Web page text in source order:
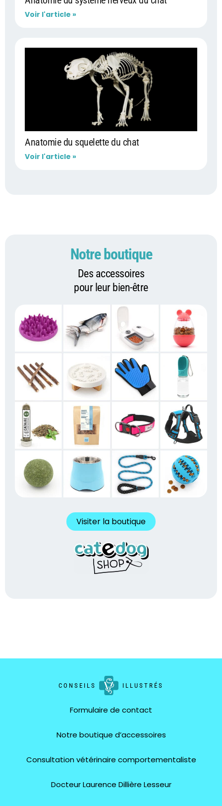
Voir l'article »
Anatomie du squelette du chat
Voir l'article »
Notre boutique
Des accessoires
pour leur bien-être
Visiter la boutique
CONSEILS ILLUSTRÉS
Formulaire de contact
Notre boutique d’accessoires
Consultation vétérinaire comportementaliste
Docteur Laurence Dillière Lesseur